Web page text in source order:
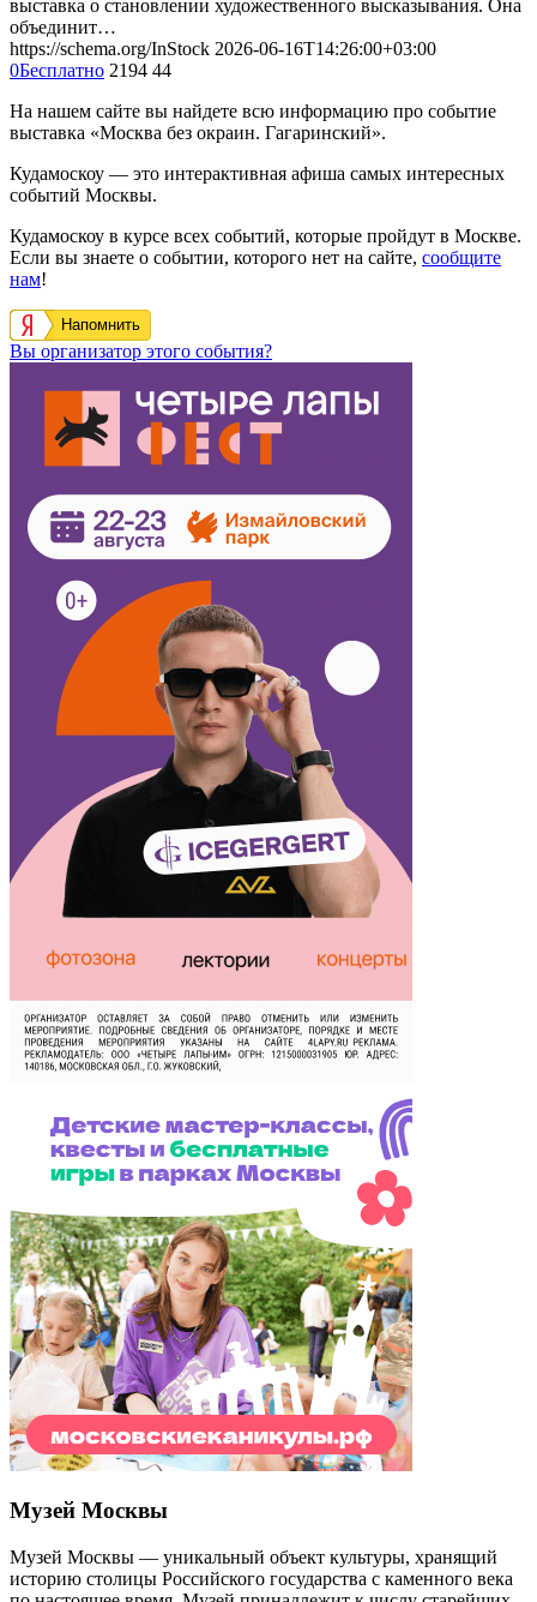
выставка о становлении художественного высказывания. Она
объединит…
https://schema.org/InStock 2026-06-16T14:26:00+03:00
0Бесплатно 2194 44
На нашем сайте вы найдете всю информацию про событие
выставка «Москва без окраин. Гагаринский».
Кудамоскоу — это интерактивная афиша самых интересных
событий Москвы.
Кудамоскоу в курсе всех событий, которые пройдут в Москве.
Если вы знаете о событии, которого нет на сайте, сообщите
нам!
Напомнить
Вы организатор этого события?
Музей Москвы
Музей Москвы — уникальный объект культуры, хранящий
историю столицы Российского государства с каменного века